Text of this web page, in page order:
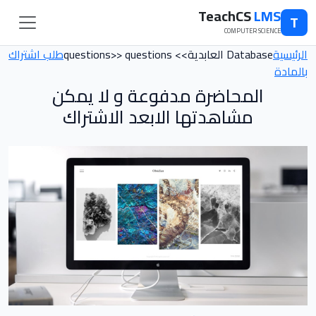
T
TeachCSLMS
COMPUTER SCIENCE
الرئيسيةDatabase العابدية>> questions>> questions
طلب اشتراك
بالمادة
المحاضرة مدفوعة و لا يمكن
مشاهدتها الابعد الاشتراك